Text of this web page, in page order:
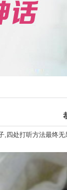
,四处打听方法最终